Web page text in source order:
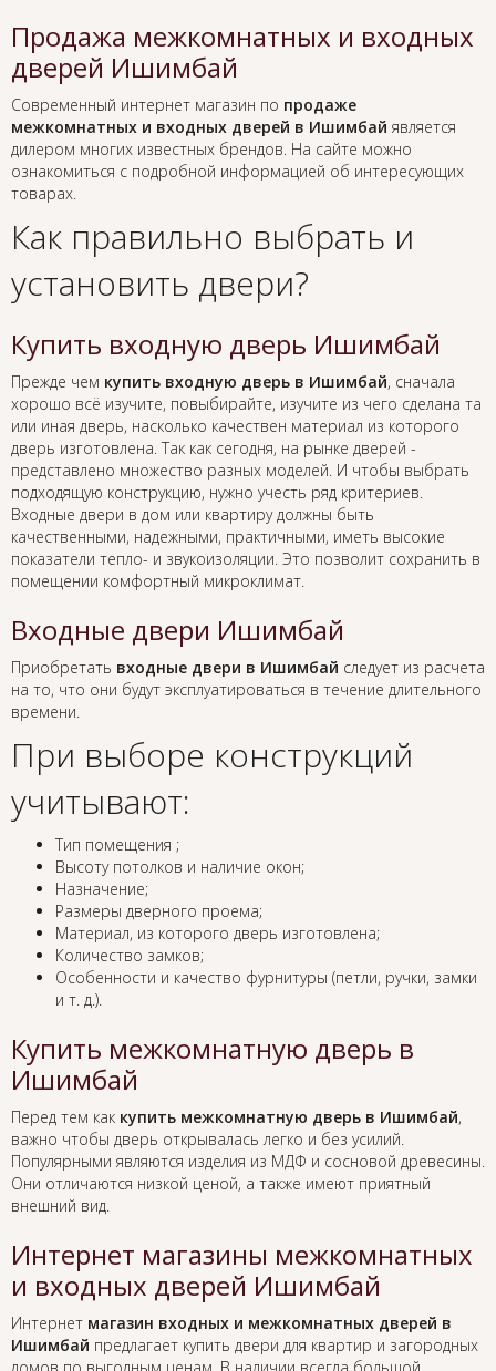
Продажа межкомнатных и входных
дверей Ишимбай
Современный интернет магазин по продаже
межкомнатных и входных дверей в Ишимбай является
дилером многих известных брендов. На сайте можно
ознакомиться с подробной информацией об интересующих
товарах.
Как правильно выбрать и
установить двери?
Купить входную дверь Ишимбай
Прежде чем купить входную дверь в Ишимбай, сначала
хорошо всё изучите, повыбирайте, изучите из чего сделана та
или иная дверь, насколько качествен материал из которого
дверь изготовлена. Так как сегодня, на рынке дверей -
представлено множество разных моделей. И чтобы выбрать
подходящую конструкцию, нужно учесть ряд критериев.
Входные двери в дом или квартиру должны быть
качественными, надежными, практичными, иметь высокие
показатели тепло- и звукоизоляции. Это позволит сохранить в
помещении комфортный микроклимат.
Входные двери Ишимбай
Приобретать входные двери в Ишимбай следует из расчета
на то, что они будут эксплуатироваться в течение длительного
времени.
При выборе конструкций
учитывают:
Тип помещения ;
Высоту потолков и наличие окон;
Назначение;
Размеры дверного проема;
Материал, из которого дверь изготовлена;
Количество замков;
Особенности и качество фурнитуры (петли, ручки, замки
и т. д.).
Купить межкомнатную дверь в
Ишимбай
Перед тем как купить межкомнатную дверь в Ишимбай,
важно чтобы дверь открывалась легко и без усилий.
Популярными являются изделия из МДФ и сосновой древесины.
Они отличаются низкой ценой, а также имеют приятный
внешний вид.
Интернет магазины межкомнатных
и входных дверей Ишимбай
Интернет магазин входных и межкомнатных дверей в
Ишимбай предлагает купить двери для квартир и загородных